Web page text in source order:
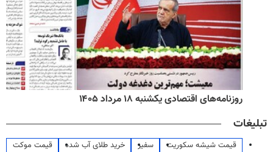
روزنامه‌های اقتصادی یکشنبه ۱۸ مرداد ۱۴۰۵
تبلیغات
قیمت شیشه سکوریت سفیر خرید طلای آب شده
قیمت موکت